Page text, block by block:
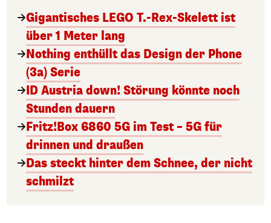
Gigantisches LEGO T.-Rex-Skelett ist
über 1 Meter lang
Nothing enthüllt das Design der Phone
(3a) Serie
ID Austria down! Störung könnte noch
Stunden dauern
Fritz!Box 6860 5G im Test – 5G für
drinnen und draußen
Das steckt hinter dem Schnee, der nicht
schmilzt